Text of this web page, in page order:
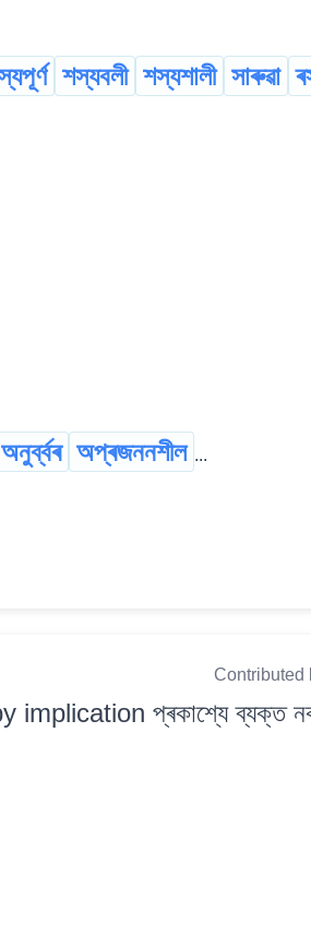
শস্যবলী শস্যশালী সাৰুৱা
অনুৰ্ব্বৰ অপ্ৰজননশীল ...
Contributed
প্ৰকাশ্যে ব্যক্ত